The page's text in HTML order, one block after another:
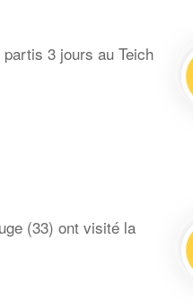
partis 3 jours au Teich
(33) ont visité la